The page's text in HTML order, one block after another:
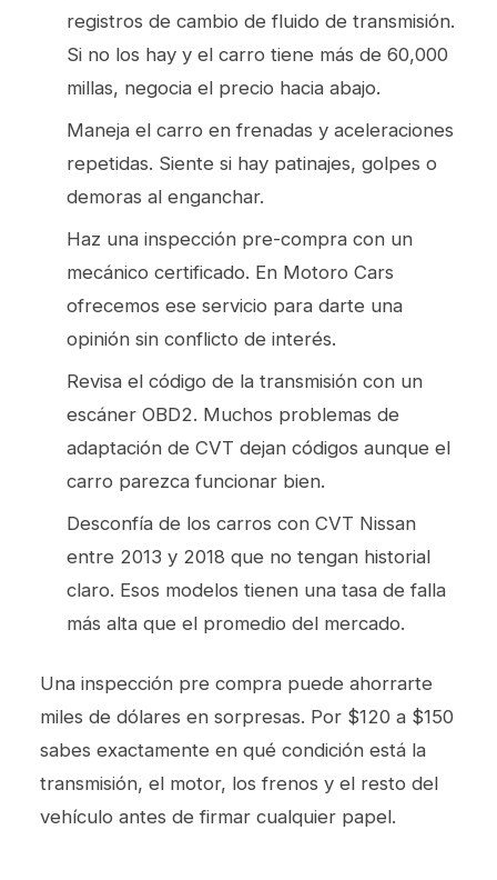
registros de cambio de fluido de transmisión.
Si no los hay y el carro tiene más de 60,000
millas, negocia el precio hacia abajo.
Maneja el carro en frenadas y aceleraciones
repetidas. Siente si hay patinajes, golpes o
demoras al enganchar.
Haz una inspección pre-compra con un
mecánico certificado. En Motoro Cars
ofrecemos ese servicio para darte una
opinión sin conflicto de interés.
Revisa el código de la transmisión con un
escáner OBD2. Muchos problemas de
adaptación de CVT dejan códigos aunque el
carro parezca funcionar bien.
Desconfía de los carros con CVT Nissan
entre 2013 y 2018 que no tengan historial
claro. Esos modelos tienen una tasa de falla
más alta que el promedio del mercado.
Una inspección pre compra puede ahorrarte
miles de dólares en sorpresas. Por $120 a $150
sabes exactamente en qué condición está la
transmisión, el motor, los frenos y el resto del
vehículo antes de firmar cualquier papel.